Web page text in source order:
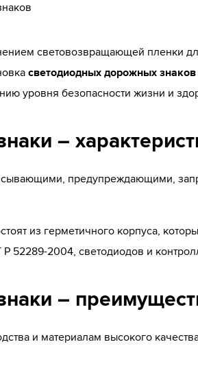
световозвращающей пленки
светодиодных дорожных знаков
уровня безопасности жизни и
–
предупреждающими,
из герметичного корпуса,
52289-2004, светодиодов и
–
и материалам высокого